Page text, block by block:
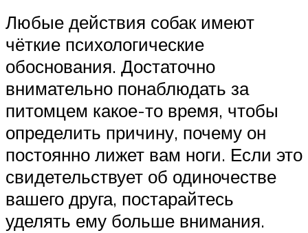
Любые действия собак имеют
чёткие психологические
обоснования. Достаточно
внимательно понаблюдать за
питомцем какое-то время, чтобы
определить причину, почему он
постоянно лижет вам ноги. Если это
свидетельствует об одиночестве
вашего друга, постарайтесь
уделять ему больше внимания.